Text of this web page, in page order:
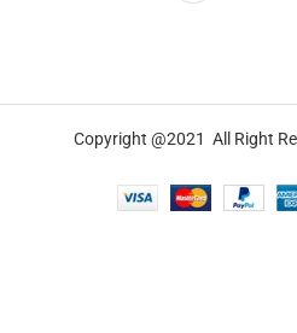
Copyright @2021 All Right